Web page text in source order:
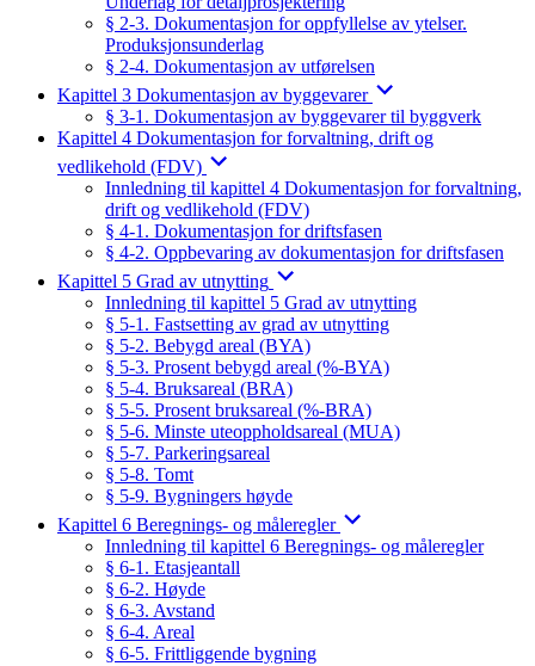
§ 2-3. Dokumentasjon for oppfyllelse av ytelser.
Produksjonsunderlag
§ 2-4. Dokumentasjon av utførelsen
Kapittel 3 Dokumentasjon av byggevarer
§ 3-1. Dokumentasjon av byggevarer til byggverk
Kapittel 4 Dokumentasjon for forvaltning, drift og
vedlikehold (FDV)
Innledning til kapittel 4 Dokumentasjon for forvaltning,
drift og vedlikehold (FDV)
§ 4-1. Dokumentasjon for driftsfasen
§ 4-2. Oppbevaring av dokumentasjon for driftsfasen
Kapittel 5 Grad av utnytting
Innledning til kapittel 5 Grad av utnytting
§ 5-1. Fastsetting av grad av utnytting
§ 5-2. Bebygd areal (BYA)
§ 5-3. Prosent bebygd areal (%-BYA)
§ 5-4. Bruksareal (BRA)
§ 5-5. Prosent bruksareal (%-BRA)
§ 5-6. Minste uteoppholdsareal (MUA)
§ 5-7. Parkeringsareal
§ 5-8. Tomt
§ 5-9. Bygningers høyde
Kapittel 6 Beregnings- og måleregler
Innledning til kapittel 6 Beregnings- og måleregler
§ 6-1. Etasjeantall
§ 6-2. Høyde
§ 6-3. Avstand
§ 6-4. Areal
§ 6-5. Frittliggende bygning